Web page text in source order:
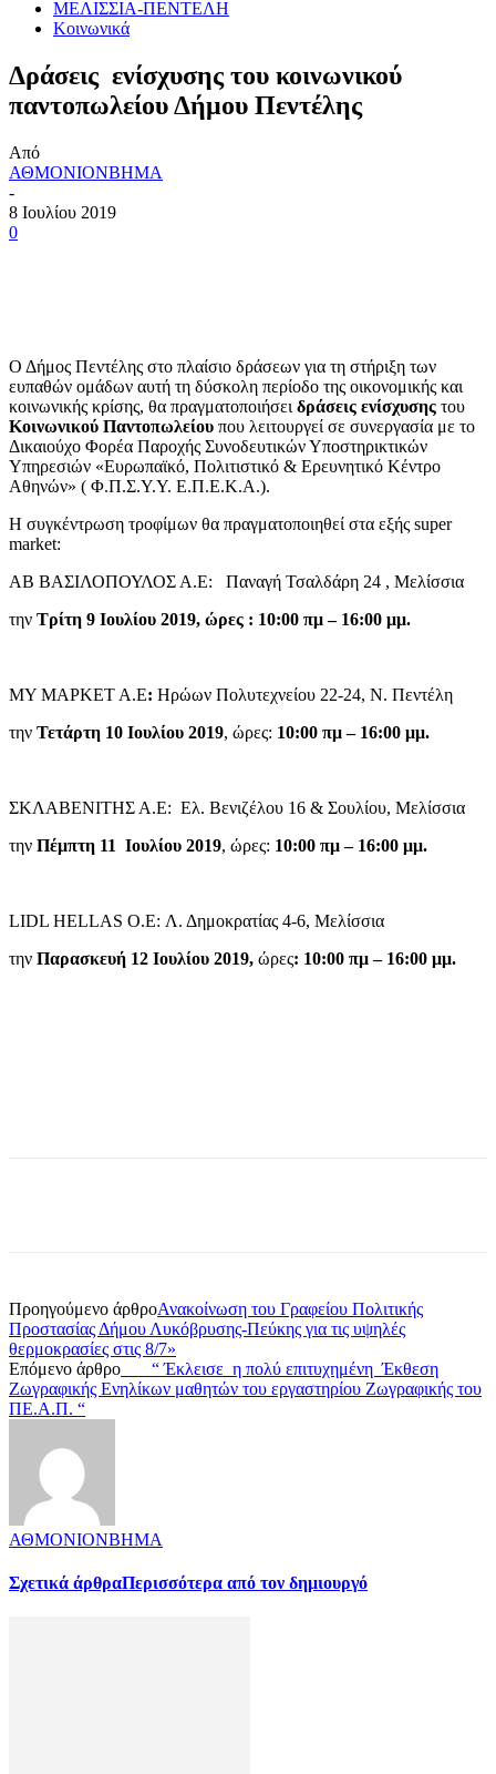
ΜΕΛΙΣΣΙΑ-ΠΕΝΤΕΛΗ
Κοινωνικά
Δράσεις ενίσχυσης του κοινωνικού
παντοπωλείου Δήμου Πεντέλης
Από
ΑΘΜΟΝΙΟΝΒΗΜΑ
-
8 Ιουλίου 2019
0
Ο Δήμος Πεντέλης στο πλαίσιο δράσεων για τη στήριξη των
ευπαθών ομάδων αυτή τη δύσκολη περίοδο της οικονομικής και
κοινωνικής κρίσης, θα πραγματοποιήσει δράσεις ενίσχυσης του
Κοινωνικού Παντοπωλείου που λειτουργεί σε συνεργασία με το
Δικαιούχο Φορέα Παροχής Συνοδευτικών Υποστηρικτικών
Υπηρεσιών «Ευρωπαϊκό, Πολιτιστικό & Ερευνητικό Κέντρο
Αθηνών» ( Φ.Π.Σ.Υ.Υ. Ε.Π.Ε.Κ.Α.).
Η συγκέντρωση τροφίμων θα πραγματοποιηθεί στα εξής super
market:
ΑΒ ΒΑΣΙΛΟΠΟΥΛΟΣ Α.Ε:
Παναγή Τσαλδάρη 24 , Μελίσσια
την Τρίτη 9 Ιουλίου 2019, ώρες : 10:00 πμ – 16:00 μμ.
MΥ ΜΑΡΚΕΤ Α.Ε: Ηρώων Πολυτεχνείου 22-24, Ν. Πεντέλη
την Τετάρτη 10 Ιουλίου 2019, ώρες: 10:00 πμ – 16:00 μμ.
ΣΚΛΑΒΕΝΙΤΗΣ Α.Ε: Ελ. Βενιζέλου 16 & Σουλίου, Μελίσσια
την Πέμπτη 11 Ιουλίου 2019, ώρες: 10:00 πμ – 16:00 μμ.
LIDL HELLAS O.E: Λ. Δημοκρατίας 4-6, Μελίσσια
την Παρασκευή 12 Ιουλίου 2019, ώρες: 10:00 πμ – 16:00 μμ.
Προηγούμενο άρθροΑνακοίνωση του Γραφείου Πολιτικής
Προστασίας Δήμου Λυκόβρυσης-Πεύκης για τις υψηλές
θερμοκρασίες στις 8/7»
Επόμενο άρθρο “ Έκλεισε η πολύ επιτυχημένη Έκθεση
Ζωγραφικής Ενηλίκων μαθητών του εργαστηρίου Ζωγραφικής του
ΠΕ.Α.Π. “
ΑΘΜΟΝΙΟΝΒΗΜΑ
Σχετικά άρθραΠερισσότερα από τον δημιουργό